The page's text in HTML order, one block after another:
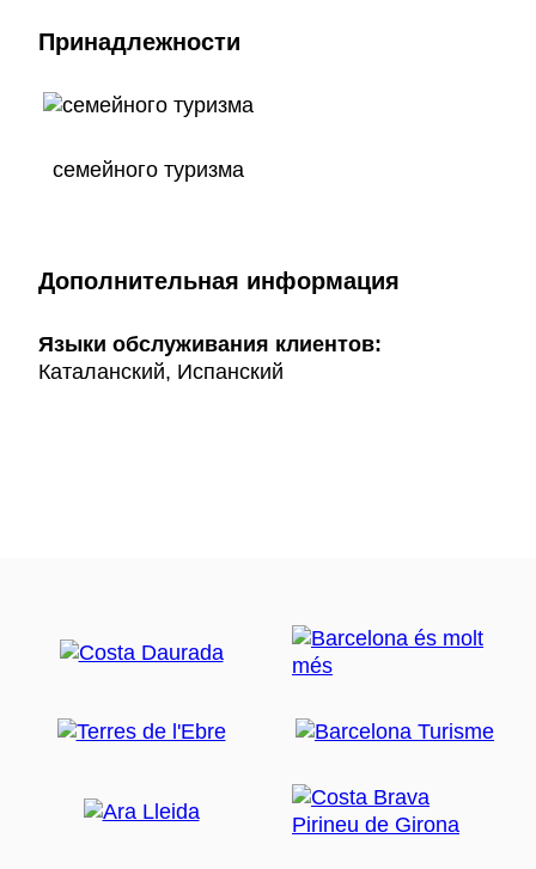
Принадлежности
семейного туризма
Дополнительная информация
Языки обслуживания клиентов:
Каталанский, Испанский